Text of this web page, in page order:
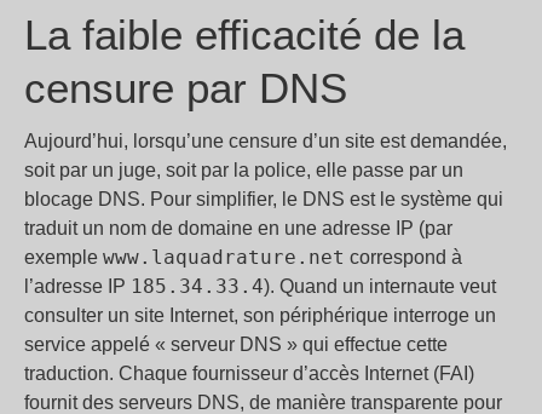
La faible efficacité de la
censure par DNS
Aujourd’hui, lorsqu’une censure d’un site est demandée,
soit par un juge, soit par la police, elle passe par un
blocage DNS. Pour simplifier, le DNS est le système qui
traduit un nom de domaine en une adresse IP (par
exemple www.laquadrature.net correspond à
l’adresse IP 185.34.33.4). Quand un internaute veut
consulter un site Internet, son périphérique interroge un
service appelé « serveur DNS » qui effectue cette
traduction. Chaque fournisseur d’accès Internet (FAI)
fournit des serveurs DNS, de manière transparente pour